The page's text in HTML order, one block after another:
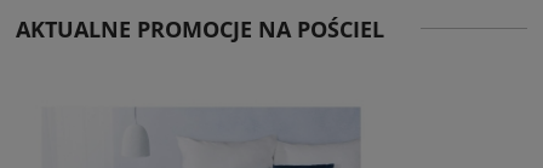
AKTUALNE PROMOCJE NA POŚCIEL